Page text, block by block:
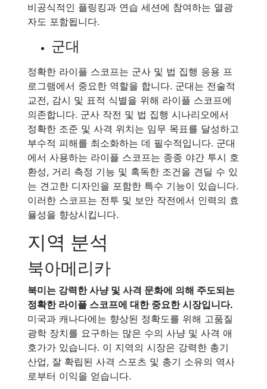
비공식적인 플링킹과 연습 세션에 참여하는 열광
자도 포함됩니다.
군대
정확한 라이플 스코프는 군사 및 법 집행 응용 프
로그램에서 중요한 역할을 합니다. 군대는 전술적
교전, 감시 및 표적 식별을 위해 라이플 스코프에
의존합니다. 군사 작전 및 법 집행 시나리오에서
정확한 조준 및 사격 위치는 임무 목표를 달성하고
부수적 피해를 최소화하는 데 필수적입니다. 군대
에서 사용하는 라이플 스코프는 종종 야간 투시 호
환성, 거리 측정 기능 및 혹독한 조건을 견딜 수 있
는 견고한 디자인을 포함한 특수 기능이 있습니다.
이러한 스코프는 전투 및 보안 작전에서 인력의 효
율성을 향상시킵니다.
지역 분석
북아메리카
북미는 강력한 사냥 및 사격 문화에 의해 주도되는
정확한 라이플 스코프에 대한 중요한 시장입니다.
미국과 캐나다에는 향상된 정확도를 위해 고품질
광학 장치를 요구하는 많은 수의 사냥 및 사격 애
호가가 있습니다. 이 지역의 시장은 강력한 총기
산업, 잘 확립된 사격 스포츠 및 총기 소유의 역사
로부터 이익을 얻습니다.